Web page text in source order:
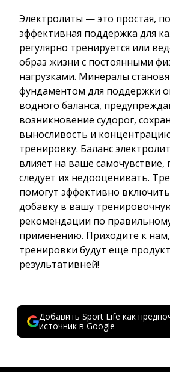
Электролиты — это простая,
эффективная поддержка для
регулярно тренируется или
образ жизни с постоянными
нагрузками. Минералы
фундаментом для поддержки
водного баланса,
возникновение судорог,
выносливость и
тренировку. Баланс
влияет на ваше самочувствие,
следует их недооценивать.
помогут эффективно
добавку в вашу
рекомендации по
применению. Приходите к
тренировки будут еще
результативней!
Добавить Sport Life как
источник в Google